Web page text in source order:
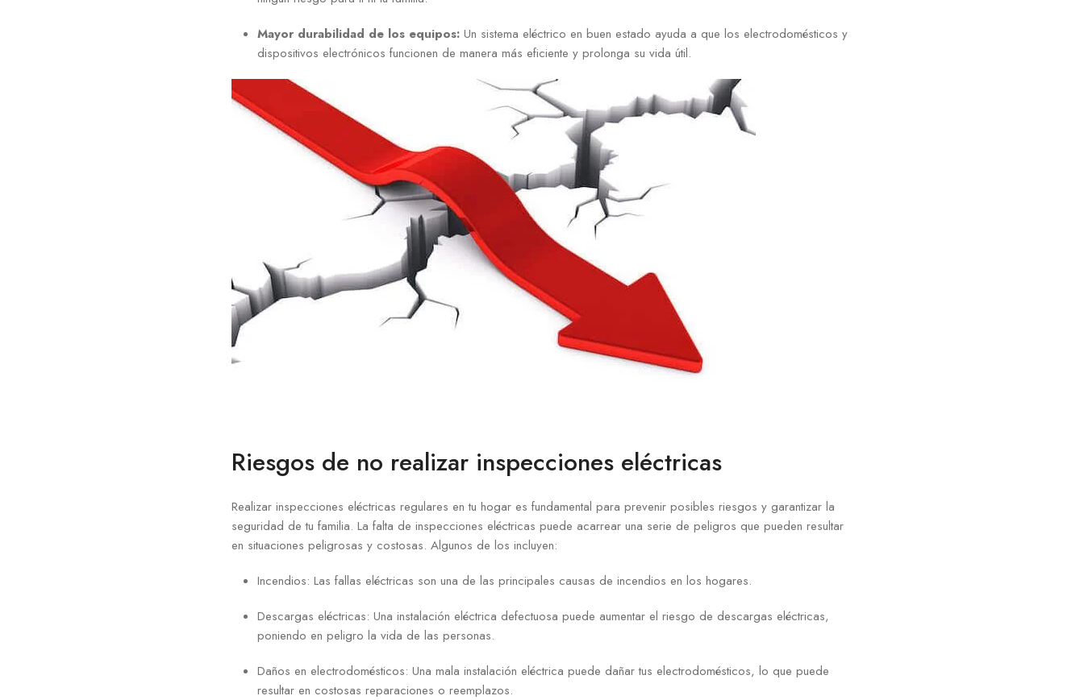
Mayor durabilidad de los equipos: Un sistema eléctrico en buen estado ayuda a que los electrodomésticos y
dispositivos electrónicos funcionen de manera más eficiente y prolonga su vida útil.
Riesgos de no realizar inspecciones eléctricas
Realizar inspecciones eléctricas regulares en tu hogar es fundamental para prevenir posibles riesgos y garantizar la
seguridad de tu familia. La falta de inspecciones eléctricas puede acarrear una serie de peligros que pueden resultar
en situaciones peligrosas y costosas. Algunos de los incluyen:
Incendios: Las fallas eléctricas son una de las principales causas de incendios en los hogares.
Descargas eléctricas: Una instalación eléctrica defectuosa puede aumentar el riesgo de descargas eléctricas,
poniendo en peligro la vida de las personas.
Daños en electrodomésticos: Una mala instalación eléctrica puede dañar tus electrodomésticos, lo que puede
resultar en costosas reparaciones o reemplazos.